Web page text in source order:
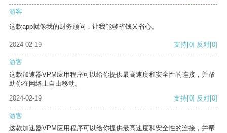
游客
这款app就像我的财务顾问，让我能够省钱又省心。
2024-02-19 支持[0] 反对[0]
游客
这款加速器VPM应用程序可以给你提供最高速度和安全性的连接，并帮
助你在网络上自由移动。
2024-02-19
支持[0] 反对[0]
游客
这款加速器VPM应用程序可以给你提供最高速度和安全性的连接，并帮